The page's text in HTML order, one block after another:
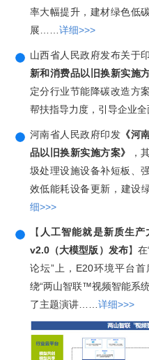
率大幅提升，建材绿色低
展…… 详细>>>
山西省人民政府发布关于
新和消费品以旧换新实施
定分行业节能降碳改造方
帮扶指导力度，引导企业
河南省人民政府印发 《河
品以旧换新实施方案》
，
圾处理设施设备补短板、
效低能耗设备更新，建设
细>>>
【 人工智能就是新质生
v2.0（大模型版）发布】
论坛”上，E20环境平台
绕“两山智联™视频智能系
了主题演讲…… 详细>>>